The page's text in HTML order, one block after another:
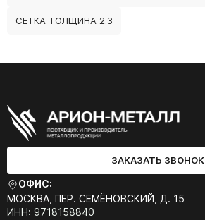
СЕТКА ТОЛЩИНА 2.3
ЗАКАЗАТЬ ЗВОНОК
ОФИС:
МОСКВА, ПЕР. СЕМЁНОВСКИЙ, Д. 15
ИНН: 9718158840